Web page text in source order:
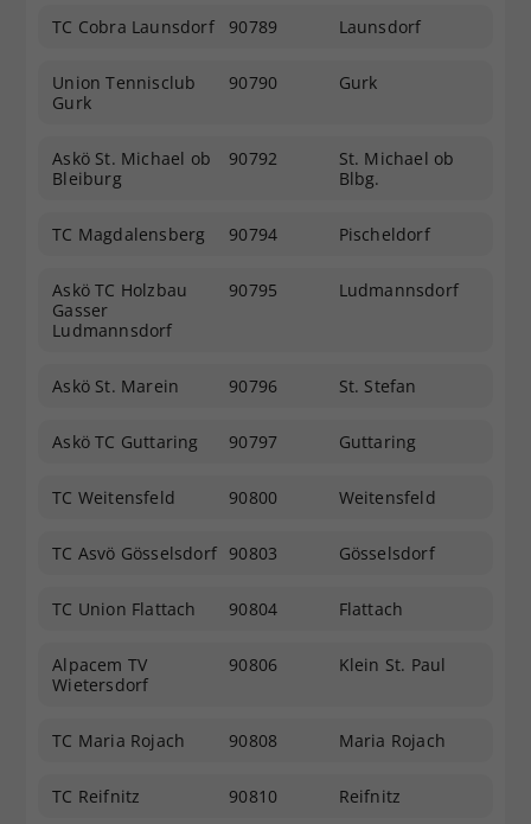
TC Cobra Launsdorf 90789 Launsdorf
Union Tennisclub
Gurk
90790 Gurk
Askö St. Michael ob
Bleiburg
90792
St. Michael ob
Blbg.
TC Magdalensberg 90794 Pischeldorf
Askö TC Holzbau
Gasser
Ludmannsdorf
90795 Ludmannsdorf
Askö St. Marein 90796 St. Stefan
Askö TC Guttaring 90797 Guttaring
TC Weitensfeld 90800 Weitensfeld
TC Asvö Gösselsdorf 90803 Gösselsdorf
TC Union Flattach 90804 Flattach
Alpacem TV
Wietersdorf
90806 Klein St. Paul
TC Maria Rojach 90808 Maria Rojach
TC Reifnitz 90810 Reifnitz